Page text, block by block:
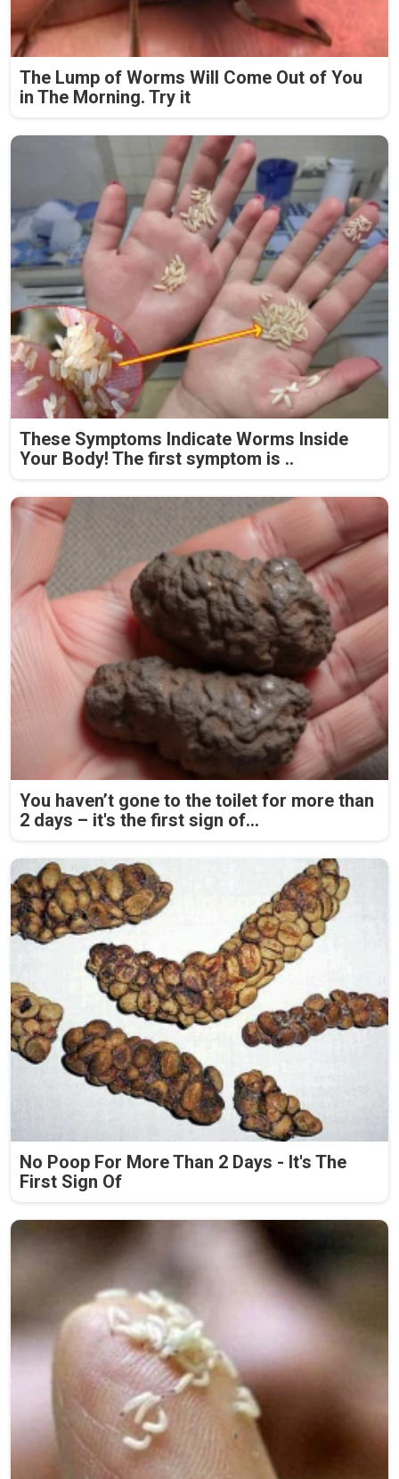
The Lump of Worms Will Come Out of You
in The Morning. Try it
These Symptoms Indicate Worms Inside
Your Body! The first symptom is ..
You haven’t gone to the toilet for more than
2 days – it's the first sign of...
No Poop For More Than 2 Days - It's The
First Sign Of